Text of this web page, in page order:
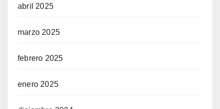
abril 2025
marzo 2025
febrero 2025
enero 2025